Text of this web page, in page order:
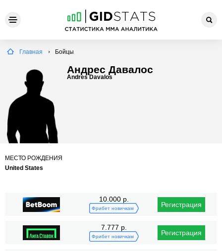
Главная Бойцы
Андрес Давалос
Andres Davalos
МЕСТО РОЖДЕНИЯ
United States
10.000 р.
Фрибет новичкам Регистрация
7.777 р.
Фрибет новичкам Регистрация